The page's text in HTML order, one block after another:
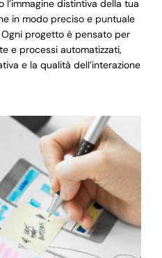
l’immagine distintiva della tua
in modo preciso e puntuale
progetto è pensato per
e processi automatizzati,
e la qualità dell’interazione